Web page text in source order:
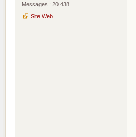
Messages : 20 438
Site Web